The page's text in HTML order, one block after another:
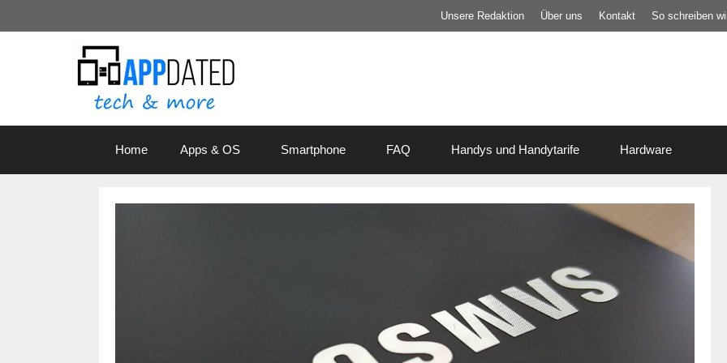
Inhalt
Unsere Redaktion Über uns Kontakt So schreiben
Home Apps & OS Smartphone FAQ Handys und Handytarife Hardware